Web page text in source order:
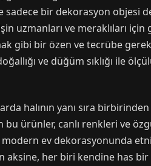
sadece bir dekorasyon objesi
ve meraklıları için
gibi bir özen ve tecrübe
ve düğüm sıklığı ile
halının yanı sıra
ürünler, canlı renkleri ve
ev dekorasyonunda
her biri kendine has